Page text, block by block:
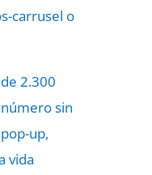
carrusel o
2.300
sin
up,
vida